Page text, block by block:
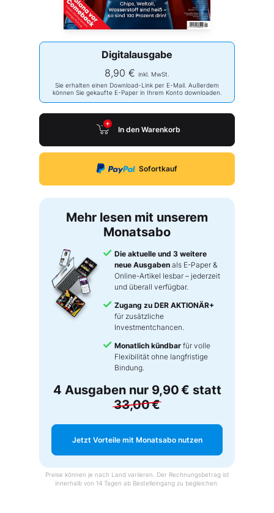
Digitalausgabe
8,90 € inkl. MwSt.
Sie erhalten einen Download-Link per E-Mail. Außerdem
können Sie gekaufte E-Paper in Ihrem Konto downloaden.
In den Warenkorb
Sofortkauf
Mehr lesen mit unserem
Monatsabo
Die aktuelle und 3 weitere
neue Ausgaben als E-Paper &
Online-Artikel lesbar – jederzeit
und überall verfügbar.
Zugang zu DER AKTIONÄR+
für zusätzliche
Investmentchancen.
Monatlich kündbar für volle
Flexibilität ohne langfristige
Bindung.
4 Ausgaben nur 9,90 € statt
33,00 €
Jetzt Vorteile mit Monatsabo nutzen
Preise können je nach Land variieren. Der Rechnungsbetrag ist
innerhalb von 14 Tagen ab Bestelleingang zu begleichen.